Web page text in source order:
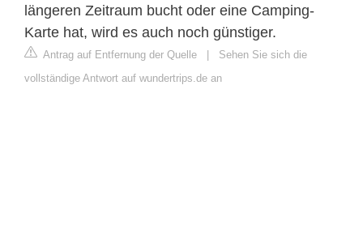
längeren Zeitraum bucht oder eine Camping-
Karte hat, wird es auch noch günstiger.
Antrag auf Entfernung der Quelle
Sehen Sie sich die
vollständige Antwort auf wundertrips.de an